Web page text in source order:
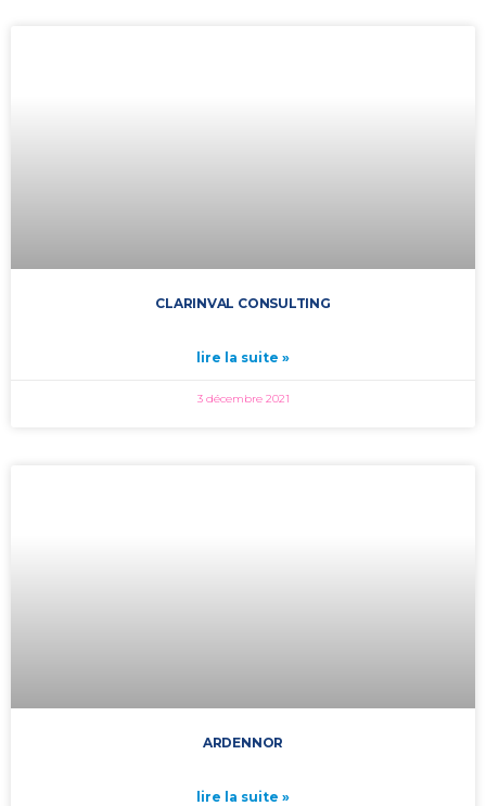
CLARINVAL CONSULTING
lire la suite »
3 décembre 2021
ARDENNOR
lire la suite »